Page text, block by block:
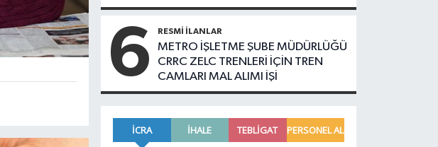
6 RESMI İLANLAR
METRO İŞLETME ŞUBE MÜDÜRLÜĞÜ
CRRC ZELC TRENLERİ İÇİN TREN
CAMLARI MAL ALIMI İŞİ